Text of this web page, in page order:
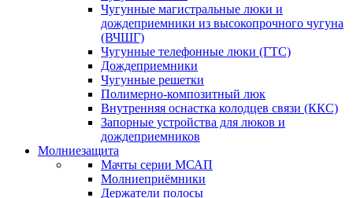
Чугунные магистральные люки и
дождеприемники из высокопрочного чугуна
(ВЧШГ)
Чугунные телефонные люки (ГТС)
Дождеприемники
Чугунные решетки
Полимерно-композитный люк
Внутренняя оснастка колодцев связи (ККС)
Запорные устройства для люков и
дождеприемников
Молниезащита
Мачты серии МСАП
Молниеприёмники
Держатели полосы